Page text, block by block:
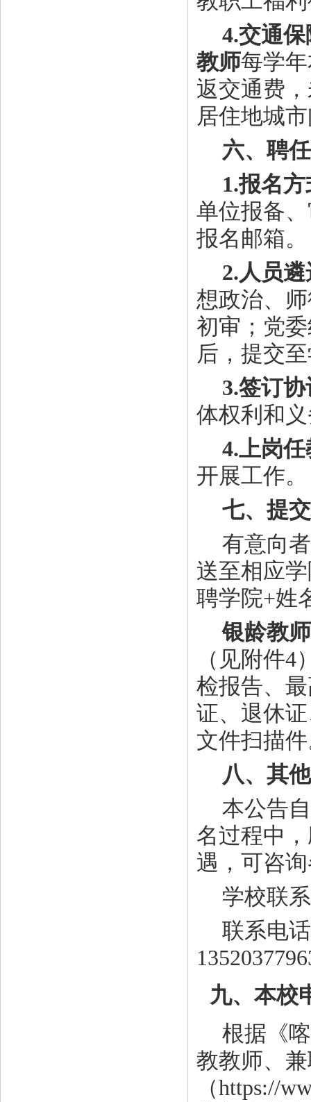
4.交通
教师每学
返交通费
居住地城
六、聘
1.报名
单位报备
报名邮箱。
2.人员
想政治、
初审；党
后，提交
3.签订
体权利和
4.上岗
开展工作。
七、提
有意向
送至相应
聘学院+姓
银龄教
（见附件4
检报告、
证、退休
文件扫描
八、其
本公告
名过程中
遇，可咨
学校联
联系电
九、本校
根据《
教教师、
（https://